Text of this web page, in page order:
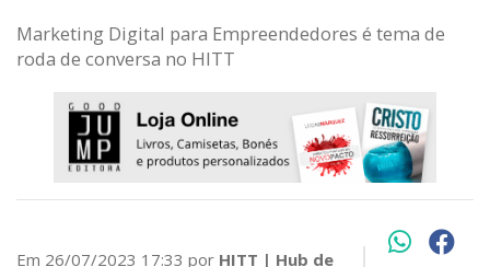
Marketing Digital para Empreendedores é tema de
roda de conversa no HITT
Em 26/07/2023 17:33 por HITT | Hub de